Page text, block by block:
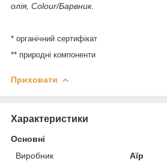
олія, Colour/Барвник.
* органічний сертифікат
** природні компоненти
Приховати
Характеристики
Основні
Виробник
Аїр